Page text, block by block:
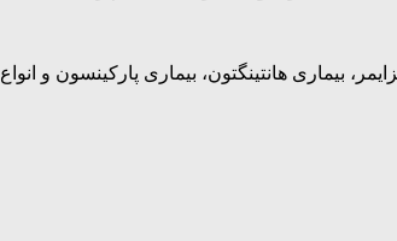
بیماری هانتینگتون، بیماری پارکینسون و